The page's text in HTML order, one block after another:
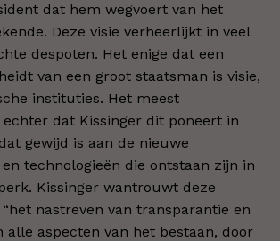
dat hem wegvoert van het
Deze visie verheerlijkt in veel
despoten. Het enige dat een
van een groot staatsman is visie,
instituties. Het meest
dat Kissinger dit poneert in
gewijd is aan de nieuwe
technologieën die ontstaan zijn in
Kissinger wantrouwt deze
nastreven van transparantie en
alle aspecten van het bestaan, door